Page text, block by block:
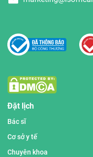
Đặt lịch
Bác sĩ
Cơ sở y tế
Chuyên khoa